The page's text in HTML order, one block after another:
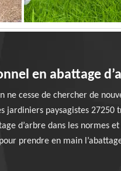
en abattage
ne cesse de chercher de
paysagistes 27250
d’arbre dans les normes
prendre en main